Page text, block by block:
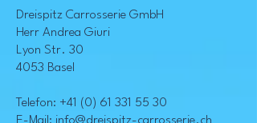
Dreispitz Carrosserie GmbH
Herr Andrea Giuri
Lyon Str. 30
4053 Basel
Telefon: +41 (0) 61 331 55 30